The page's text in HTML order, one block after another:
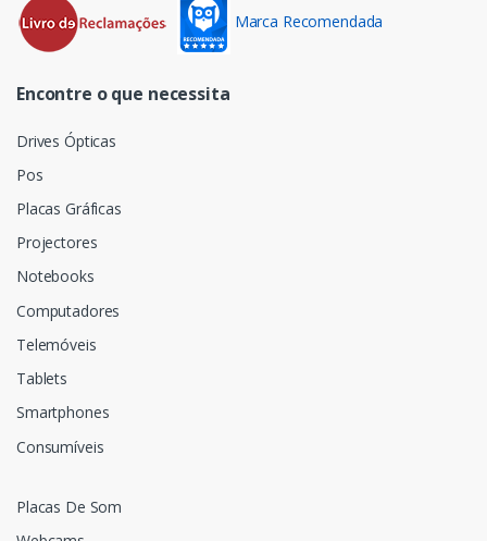
Marca Recomendada
Encontre o que necessita
Drives Ópticas
Pos
Placas Gráficas
Projectores
Notebooks
Computadores
Telemóveis
Tablets
Smartphones
Consumíveis
Placas De Som